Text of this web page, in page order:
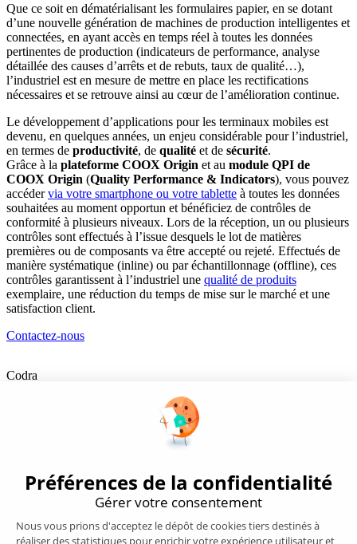
Que ce soit en dématérialisant les formulaires papier, en se dotant
d’une nouvelle génération de machines de production intelligentes et
connectées, en ayant accès en temps réel à toutes les données
pertinentes de production (indicateurs de performance, analyse
détaillée des causes d’arrêts et de rebuts, taux de qualité…),
l’industriel est en mesure de mettre en place les rectifications
nécessaires et se retrouve ainsi au cœur de l’amélioration continue.
Le développement d’applications pour les terminaux mobiles est
devenu, en quelques années, un enjeu considérable pour l’industriel,
en termes de productivité, de qualité et de sécurité.
Grâce à la plateforme COOX Origin et au module QPI de
COOX Origin (Quality Performance & Indicators), vous pouvez
accédervia votre smartphone ou votre tablette à toutes les données
souhaitées au moment opportun et bénéficiez de contrôles de
conformité à plusieurs niveaux. Lors de la réception, un ou plusieurs
contrôles sont effectués à l’issue desquels le lot de matières
premières ou de composants va être accepté ou rejeté. Effectués de
manière systématique (inline) ou par échantillonnage (offline), ces
contrôles garantissent à l’industriel une qualité de produits
exemplaire, une réduction du temps de mise sur le marché et une
satisfaction client.
Contactez-nous
Codra
Éditeur des logiciels Panorama Suite et COOX Origin, CODRA est
également un acteur reconnu dans le secteur de l'ingénierie logicielle
Supervision/SCADA